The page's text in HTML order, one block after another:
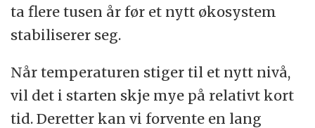
ta flere tusen år før et nytt økosystem
stabiliserer seg.
Når temperaturen stiger til et nytt nivå,
vil det i starten skje mye på relativt kort
tid. Deretter kan vi forvente en lang